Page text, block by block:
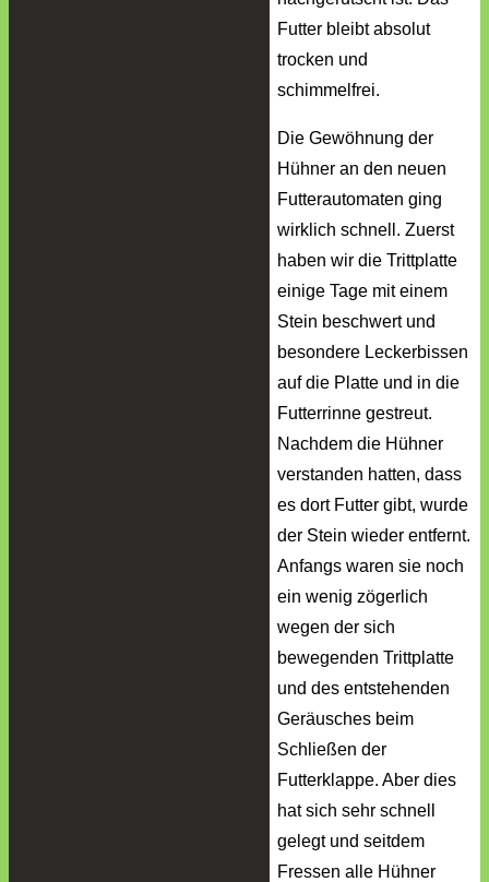
Futter bleibt absolut
trocken und
schimmelfrei.
Die Gewöhnung der
Hühner an den neuen
Futterautomaten ging
wirklich schnell. Zuerst
haben wir die Trittplatte
einige Tage mit einem
Stein beschwert und
besondere Leckerbissen
auf die Platte und in die
Futterrinne gestreut.
Nachdem die Hühner
verstanden hatten, dass
es dort Futter gibt, wurde
der Stein wieder entfernt.
Anfangs waren sie noch
ein wenig zögerlich
wegen der sich
bewegenden Trittplatte
und des entstehenden
Geräusches beim
Schließen der
Futterklappe. Aber dies
hat sich sehr schnell
gelegt und seitdem
Fressen alle Hühner